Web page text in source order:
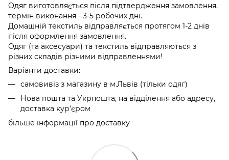
Одяг виготовляється після підтвердження замовлення,
термін виконання - 3-5 робочих дні.
Домашній текстиль відправляється протягом 1-2 днів
після оформлення замовлення.
Одяг (та аксесуари) та текстиль відправляються з
різних складів різними відправленнями!
Варіанти доставки:
самовивіз з магазину в м.Львів (тільки одяг)
Нова пошта та Укрпошта, на відділення або адресу,
доставка кур’єром
більше інформації про доставку